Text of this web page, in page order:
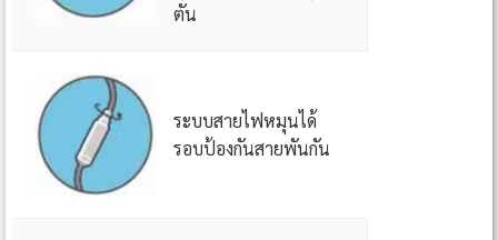
ตัน
ระบบสายไฟหมุนได้
รอบป้องกันสายพันกัน